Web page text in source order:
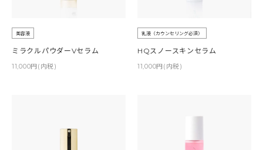
美容液
ミラクルパウダーVセラム
11,000円(内税)
乳液（カウンセリング必須）
HQスノースキンセラム
11,000円(内税)